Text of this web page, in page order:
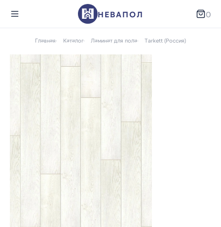
НЕВАПОЛ 0
Главная Каталог Ламинат для пола Tarkett (Россия)